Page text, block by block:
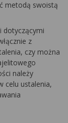
metodą swoistą
dotyczącymi
z
czy można
należy
celu ustalenia,